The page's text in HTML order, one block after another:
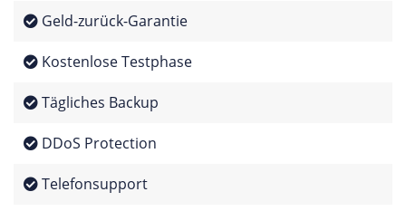
Geld-zurück-Garantie
Kostenlose Testphase
Tägliches Backup
DDoS Protection
Telefonsupport